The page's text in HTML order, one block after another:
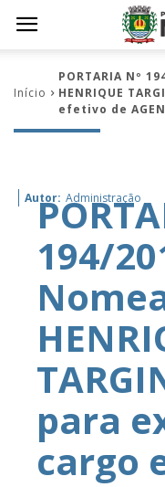
Início
PORTARIA Nº
HENRIQUE
efetivo de
Autor: Administração
194/
para
cargo